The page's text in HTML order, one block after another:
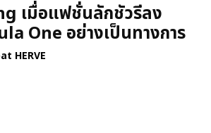
เมื่อแฟชั่นลักชัวรีลง
One อย่างเป็นทางการ
HERVE